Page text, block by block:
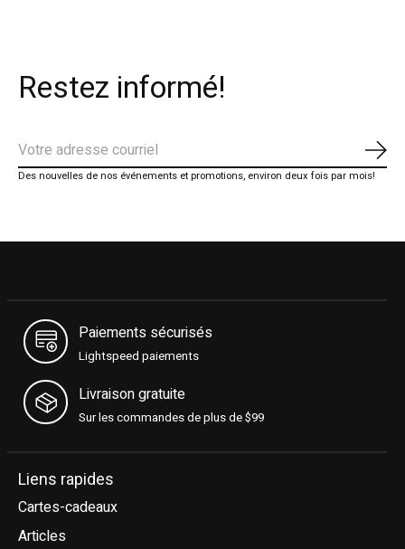
Restez informé!
Des nouvelles de nos événements et promotions, environ deux fois par mois!
Paiements sécurisés
Lightspeed paiements
Livraison gratuite
Sur les commandes de plus de $99
Liens rapides
Cartes-cadeaux
Articles